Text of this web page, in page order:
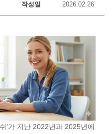
작성일 2026.02.26
’가 지난 2022년과 2025년에